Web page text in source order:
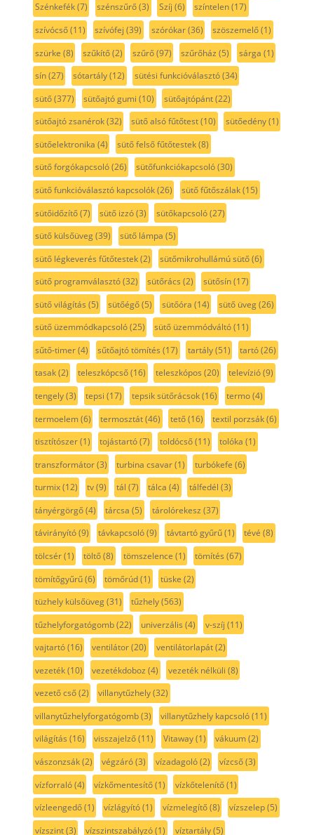
Szénkefék(7) szénszűrő(3) Szíj (6) színtelen(17)
szívócső(11) szívófej (39) szórókar(36) szöszemelő(1)
szürke (8) szűkítő(2) szűrő(97) szűrőház (5) sárga (1)
sín(27) sótartály(12) sütési funkcióválasztó(34)
sütő(377) sütőajtó gumi (10) sütőajtópánt(22)
sütőajtó zsanérok(32) sütő alsó fűtőtest(10) sütőedény(1)
sütőelektronika (4) sütő felső fűtőtestek(8)
sütő forgókapcsoló(26) sütőfunkciókapcsoló(30)
sütő funkcióválasztó kapcsolók(26) sütő fűtőszálak(15)
sütőidőzítő(7) sütő izzó(3) sütőkapcsoló(27)
sütő külsőüveg(39) sütő lámpa (5)
sütő légkeverés fűtőtestek(2) sütőmikrohullámú sütő(6)
sütő programválasztó(32) sütőrács (2) sütősín(17)
sütő világítás (5) sütőégő(5) sütőóra (14) sütő üveg(26)
sütő üzemmódkapcsoló(25) sütő üzemmódváltó(11)
sűtő-timer(4) sűtőajtó tömítés (17) tartály(51) tartó(26)
tasak(2) teleszkópcső(16) teleszkópos (20) televízió(9)
tengely(3) tepsi (17) tepsik sütőrácsok(16) termo(4)
termoelem(6) termosztát(46) tető(16) textil porzsák(6)
tisztítószer(1) tojástartó(7) toldócső(11) tolóka (1)
transzformátor(3) turbina csavar(1) turbókefe (6)
turmix(12) tv(9) tál (7) tálca (4) tálfedél (3)
tányérgörgő(4) tárcsa (5) tárolórekesz (37)
távirányító(9) távkapcsoló(9) távtartó gyűrű(1) tévé (8)
tölcsér(1) töltő(8) tömszelence (1) tömítés (67)
tömítőgyűrű(6) tömőrúd(1) tüske (2)
tüzhely külsőüveg(31) tűzhely(563)
tűzhelyforgatógomb(22) univerzális (4) v-szíj (11)
vajtartó(16) ventilátor(20) ventilátorlapát(2)
vezeték(10) vezetékdoboz (4) vezeték nélküli (8)
vezető cső(2) villanytűzhely(32)
villanytűzhelyforgatógomb(3) villanytűzhely kapcsoló(11)
világítás (16) visszajelző(11) Vitaway(1) vákuum(2)
vászonzsák(2) végzáró(3) vízadagoló(2) vízcső(3)
vízforraló(4) vízkőmentesítő(1) vízkőtelenítő(1)
vízleengedő(1) vízlágyító(1) vízmelegítő(8) vízszelep(5)
vízszint(3) vízszintszabályzó(1) víztartály(5)